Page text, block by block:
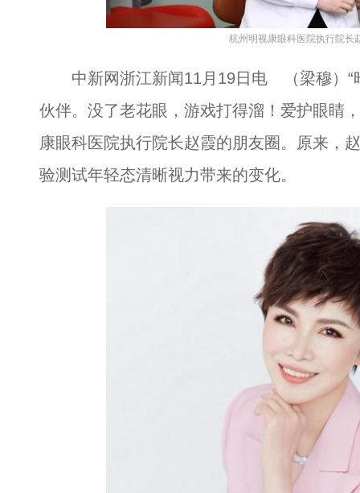
杭州明视康眼科医院执行院长
中新网浙江新闻11月19日电 （梁穆）“
伙伴。没了老花眼，游戏打得溜！爱护眼睛
康眼科医院执行院长赵霞的朋友圈。原来，
验测试年轻态清晰视力带来的变化。